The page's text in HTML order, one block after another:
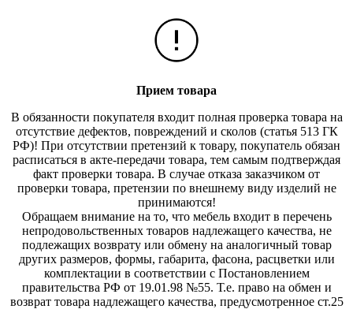
Прием товара
В обязанности покупателя входит полная проверка товара на
отсутствие дефектов, повреждений и сколов (статья 513 ГК
РФ)! При отсутствии претензий к товару, покупатель обязан
расписаться в акте-передачи товара, тем самым подтверждая
факт проверки товара. В случае отказа заказчиком от
проверки товара, претензии по внешнему виду изделий не
принимаются!
Обращаем внимание на то, что мебель входит в перечень
непродовольственных товаров надлежащего качества, не
подлежащих возврату или обмену на аналогичный товар
других размеров, формы, габарита, фасона, расцветки или
комплектации в соответствии с Постановлением
правительства РФ от 19.01.98 №55. Т.е. право на обмен и
возврат товара надлежащего качества, предусмотренное ст.25